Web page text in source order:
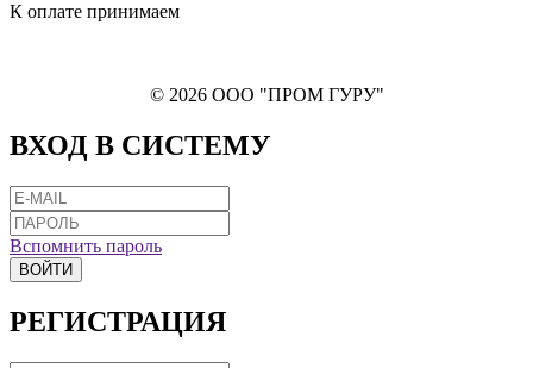
К оплате принимаем
© 2026 ООО "ПРОМ ГУРУ"
ВХОД В СИСТЕМУ
Вспомнить пароль
ВОЙТИ
РЕГИСТРАЦИЯ